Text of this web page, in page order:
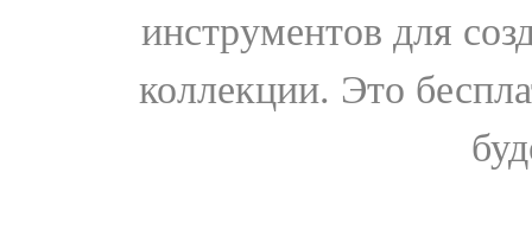
инструментов для
коллекции. Это